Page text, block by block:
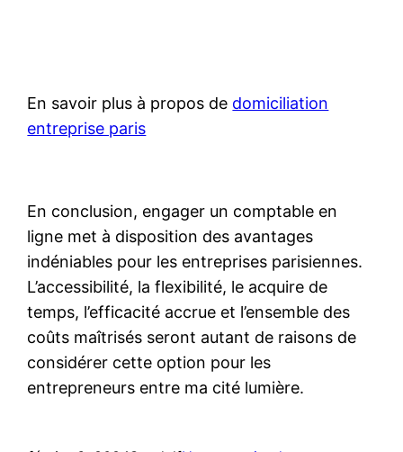
En savoir plus à propos de domiciliation
entreprise paris
En conclusion, engager un comptable en
ligne met à disposition des avantages
indéniables pour les entreprises parisiennes.
L’accessibilité, la flexibilité, le acquire de
temps, l’efficacité accrue et l’ensemble des
coûts maîtrisés seront autant de raisons de
considérer cette option pour les
entrepreneurs entre ma cité lumière.